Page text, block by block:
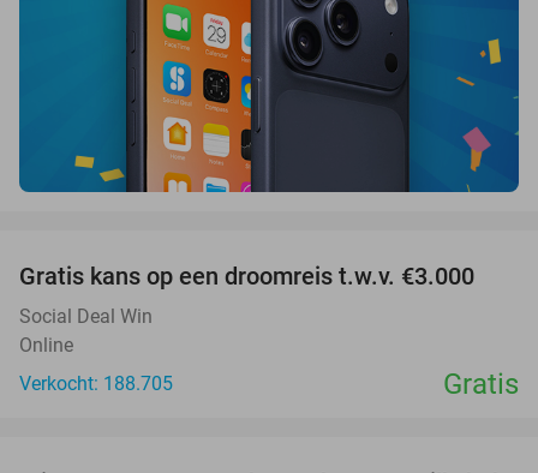
Gratis kans op een droomreis t.w.v. €3.000
Social Deal Win
Online
Verkocht: 188.705
Gratis